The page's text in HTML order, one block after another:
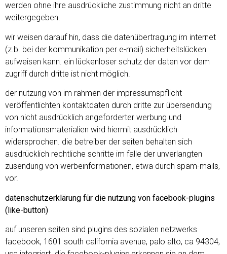
werden ohne ihre ausdrückliche zustimmung nicht an dritte
weitergegeben.
wir weisen darauf hin, dass die datenübertragung im internet
(z.b. bei der kommunikation per e-mail) sicherheitslücken
aufweisen kann. ein lückenloser schutz der daten vor dem
zugriff durch dritte ist nicht möglich.
der nutzung von im rahmen der impressumspflicht
veröffentlichten kontaktdaten durch dritte zur übersendung
von nicht ausdrücklich angeforderter werbung und
informationsmaterialien wird hiermit ausdrücklich
widersprochen. die betreiber der seiten behalten sich
ausdrücklich rechtliche schritte im falle der unverlangten
zusendung von werbeinformationen, etwa durch spam-mails,
vor.
datenschutzerklärung für die nutzung von facebook-plugins
(like-button)
auf unseren seiten sind plugins des sozialen netzwerks
facebook, 1601 south california avenue, palo alto, ca 94304,